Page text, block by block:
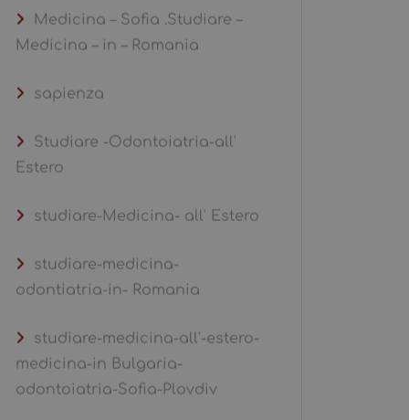
Medicina – Sofia .Studiare –
Medicina – in – Romania
sapienza
Studiare -Odontoiatria-all'
Estero
studiare-Medicina- all' Estero
studiare-medicina-
odontiatria-in- Romania
studiare-medicina-all'-estero-
medicina-in Bulgaria-
odontoiatria-Sofia-Plovdiv